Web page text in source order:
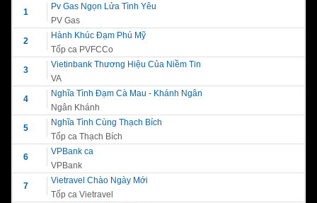
1
Pv Gas Ngọn Lửa Tình Yêu
PV Gas
2
Hành Khúc Đạm Phú Mỹ
Tốp ca PVFCCo
3
Vietinbank Thương Hiệu Của Niềm Tin
VA
4
Nghĩa Tình Đạm Cà Mau - Khánh Ngân
Ngân Khánh
5
Nghĩa Tình Cùng Thạch Bích
Tốp ca Thạch Bích
6
VPBank ca
VPBank
7
Vietravel Chào Ngày Mới
Tốp ca Vietravel